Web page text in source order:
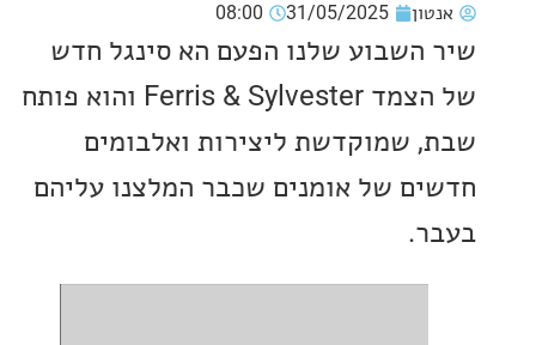
31/05/2025
08:00
שלנו הפעם הא סינגל חדש
של הצמד Ferris & Sylvester והוא פותח
שמוקדשת ליצירות ואלבומים
של אומנים שכבר המלצנו עליהם